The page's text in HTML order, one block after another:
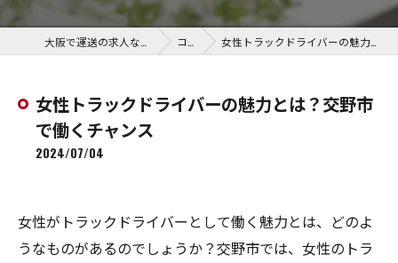
コラム 女性トラックドライバーの魅力とは？交野市で働くチャンス
女性トラックドライバーの魅力とは？交野市
で働くチャンス
2024/07/04
女性がトラックドライバーとして働く魅力とは、どのよ
うなものがあるのでしょうか？交野市では、女性のトラ